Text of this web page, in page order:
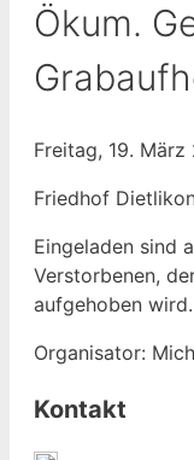
Ökum.
Freitag, 19. März
Friedhof
Eingeladen sind
Verstorbenen,
aufgehoben wird.
Organisator:
Kontakt